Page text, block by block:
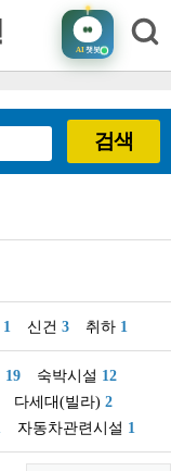
AI챗봇
검색
1 신건 3 취하 1
19 숙박시설 12
다세대(빌라) 2
자동차관련시설 1